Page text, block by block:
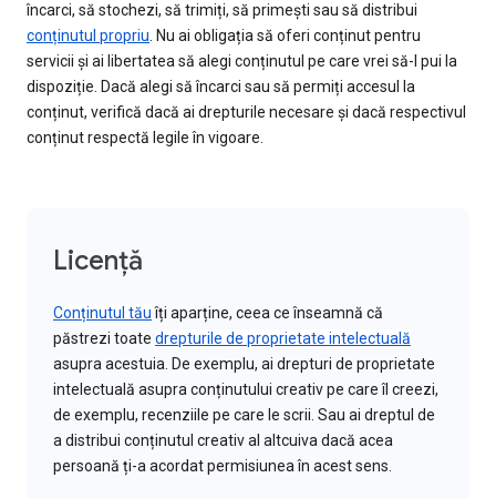
încarci, să stochezi, să trimiți, să primești sau să distribui
conținutul propriu. Nu ai obligația să oferi conținut pentru
servicii și ai libertatea să alegi conținutul pe care vrei să-l pui la
dispoziție. Dacă alegi să încarci sau să permiți accesul la
conținut, verifică dacă ai drepturile necesare și dacă respectivul
conținut respectă legile în vigoare.
Licență
Conținutul tăuîți aparține, ceea ce înseamnă că
păstrezi toate drepturile de proprietate intelectuală
asupra acestuia. De exemplu, ai drepturi de proprietate
intelectuală asupra conținutului creativ pe care îl creezi,
de exemplu, recenziile pe care le scrii. Sau ai dreptul de
a distribui conținutul creativ al altcuiva dacă acea
persoană ți-a acordat permisiunea în acest sens.